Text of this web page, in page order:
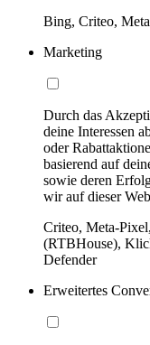
Bing, Criteo,
Marketing
Durch das
deine Interessen
oder
basierend auf
sowie deren
wir auf dieser
Criteo, Meta-
(RTBHouse),
Defender
Erweitertes